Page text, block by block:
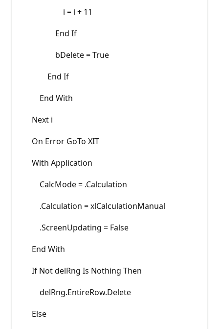
i = i + 11
End If
bDelete = True
End If
End With
Next i
On Error GoTo XIT
With Application
CalcMode = .Calculation
.Calculation = xlCalculationManual
.ScreenUpdating = False
End With
If Not delRng Is Nothing Then
delRng.EntireRow.Delete
Else